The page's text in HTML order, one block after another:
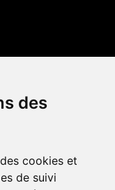
des
cookies et
de suivi